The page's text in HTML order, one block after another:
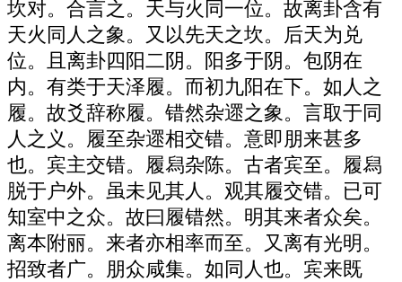
坎对。合言之。天与火同一位。故离卦含有
天火同人之象。又以先天之坎。后天为兑
位。且离卦四阳二阴。阳多于阴。包阴在
内。有类于天泽履。而初九阳在下。如人之
履。故爻辞称履。错然杂遝之象。言取于同
人之义。履至杂遝相交错。意即朋来甚多
也。宾主交错。履舄杂陈。古者宾至。履舄
脱于户外。虽未见其人。观其履交错。已可
知室中之众。故曰履错然。明其来者众矣。
离本附丽。来者亦相率而至。又离有光明。
招致者广。朋众咸集。如同人也。宾来既